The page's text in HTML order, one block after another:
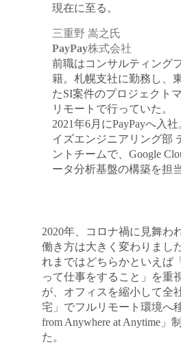
現在に至る。
三重野 嵩之氏
PayPay株式会社
前職はコンサルティング
籍。札幌支社に勤務し、
たSI案件のプロジェクト
リモートで行っていた。
2021年6月にPayPayへ入
イズエンジニアリング部
ントチームで、Google
ータ分析基盤の構築を担
2020年、コロナ禍に見舞わ
働き方は大きく変わりまし
れまではどちらかといえば
って仕事をすること」を重
が、オフィスを縮小して全
宅」でフルリモート環境へ
from Anywhere at Anytime」
た。